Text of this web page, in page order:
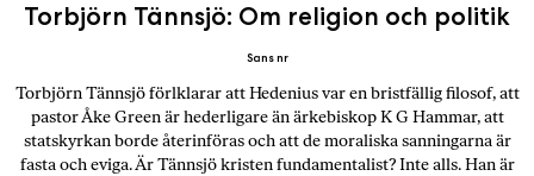
Torbjörn Tännsjö: Om religion och politik
Sans nr
Torbjörn Tännsjö förlklarar att Hedenius var en bristfällig filosof, att
pastor Åke Green är hederligare än ärkebiskop K G Hammar, att
statskyrkan borde återinföras och att de moraliska sanningarna är
fasta och eviga. Är Tännsjö kristen fundamentalist? Inte alls. Han är